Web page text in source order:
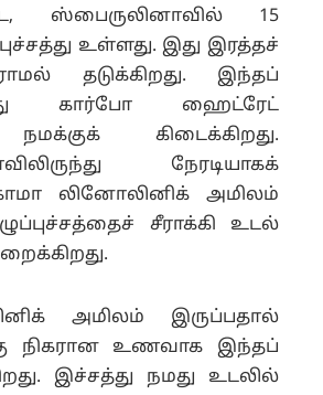
ஸ்பைருலினாவில் 15
உள்ளது. இது இரத்தச்
தடுக்கிறது. இந்தப்
கார்போ ஹைட்ரேட்
நமக்குக் கிடைக்கிறது.
நேரடியாகக்
லினோலினிக் அமிலம்
சீராக்கி உடல்
அமிலம் இருப்பதால்
நிகரான உணவாக இந்தப்
இச்சத்து நமது உடலில்